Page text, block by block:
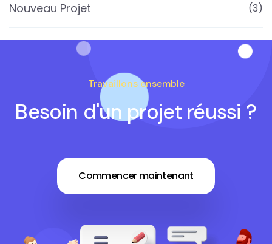
Nouveau Projet (3)
Travaillons ensemble
Besoin d'un projet réussi ?
Commencer maintenant